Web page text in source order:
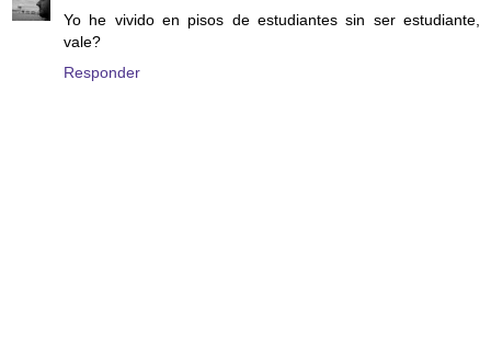
Yo he vivido en pisos de estudiantes sin ser estudiante,
vale?
Responder